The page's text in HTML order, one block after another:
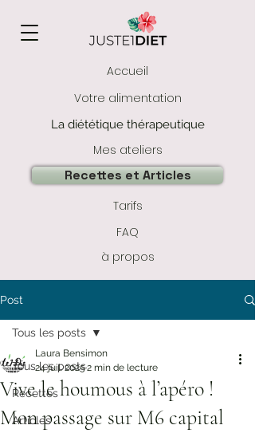
Accueil
Votre alimentation
La diététique thérapeutique
Mes ateliers
Recettes et Articles
Tarifs
FAQ
à propos
Post
Tous les posts
Recettes
Articles
Tous les posts
Vive le houmous à l’apéro !
Mon passage sur M6 capital
Laura Bensimon
24 juil. 20252 min de lecture